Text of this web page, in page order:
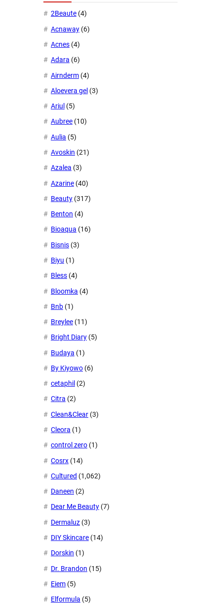
2Beaute (4)
Acnaway (6)
Acnes (4)
Adara (6)
Airnderm (4)
Aloevera gel (3)
Ariul (5)
Aubree (10)
Aulia (5)
Avoskin (21)
Azalea (3)
Azarine (40)
Beauty (317)
Benton (4)
Bioaqua (16)
Bisnis (3)
Biyu (1)
Bless (4)
Bloomka (4)
Bnb (1)
Breylee (11)
Bright Diary (5)
Budaya (1)
By Kiyowo (6)
cetaphil (2)
Citra (2)
Clean&Clear (3)
Cleora (1)
control zero (1)
Cosrx (14)
Cultured (1,062)
Daneen (2)
Dear Me Beauty (7)
Dermaluz (3)
DIY Skincare (14)
Dorskin (1)
Dr. Brandon (15)
Eiem (5)
Elformula (5)